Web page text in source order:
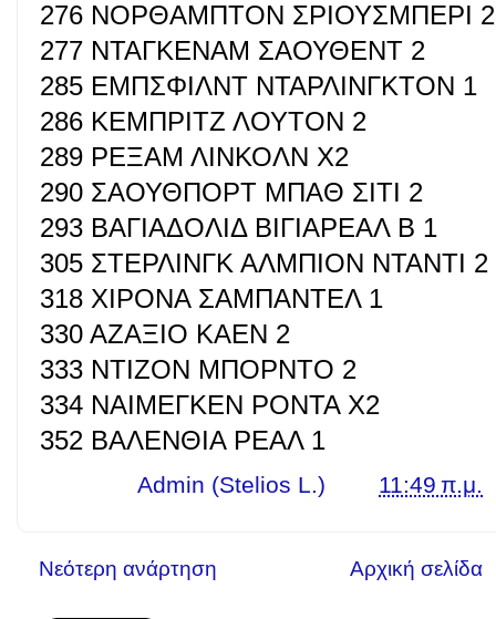
276 ΝΟΡΘΑΜΠΤΟΝ ΣΡΙΟΥΣΜΠΕΡΙ 2
277 ΝΤΑΓΚΕΝΑΜ ΣΑΟΥΘΕΝΤ 2
285 ΕΜΠΣΦΙΛΝΤ ΝΤΑΡΛΙΝΓΚΤΟΝ 1
286 ΚΕΜΠΡΙΤΖ ΛΟΥΤΟΝ 2
289 ΡΕΞΑΜ ΛΙΝΚΟΛΝ Χ2
290 ΣΑΟΥΘΠΟΡΤ ΜΠΑΘ ΣΙΤΙ 2
293 ΒΑΓΙΑΔΟΛΙΔ ΒΙΓΙΑΡΕΑΛ Β 1
305 ΣΤΕΡΛΙΝΓΚ ΑΛΜΠΙΟΝ ΝΤΑΝΤΙ 2
318 ΧΙΡΟΝΑ ΣΑΜΠΑΝΤΕΛ 1
330 ΑΖΑΞΙΟ ΚΑΕΝ 2
333 ΝΤΙΖΟΝ ΜΠΟΡΝΤΟ 2
334 ΝΑΙΜΕΓΚΕΝ ΡΟΝΤΑ Χ2
352 ΒΑΛΕΝΘΙΑ ΡΕΑΛ 1
Admin (Stelios L.) 11:49 π.μ.
Νεότερη ανάρτηση Αρχική σελίδα